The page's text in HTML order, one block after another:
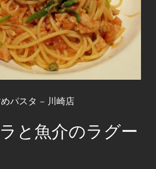
パスタ – 川崎店
と魚介のラグー